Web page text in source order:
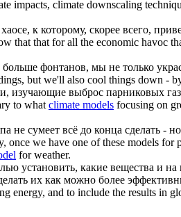
impacts, climate downscaling
к которому, скорее всего,
that that for all the economic havoc
больше фонтанов, мы не только
but we'll also cool things down -
, изучающие выброс парниковых
to what climate models focusing on
сумеет всё до конца сделать
once we have one of these models
for weather.
установить, какие вещества и
их как можно более
energy, and to include the results in